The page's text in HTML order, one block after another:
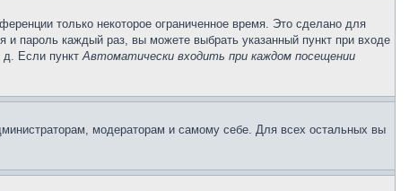
только некоторое ограниченное время. Это сделано для
и пароль каждый раз, вы можете выбрать указанный пункт при входе
д. Если пунктАвтоматически входить при каждом посещении
модераторам и самому себе. Для всех остальных вы